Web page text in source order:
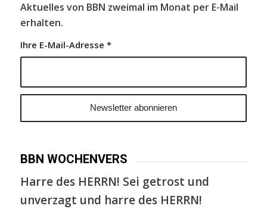
Aktuelles von BBN zweimal im Monat per E-Mail
erhalten.
Ihre E-Mail-Adresse *
BBN WOCHENVERS
Harre des HERRN! Sei getrost und
unverzagt und harre des HERRN!